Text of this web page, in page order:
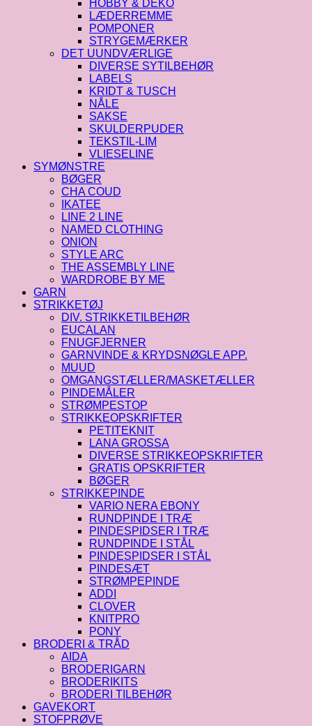
HOBBY & DEKO
LÆDERREMME
POMPONER
STRYGEMÆRKER
DET UUNDVÆRLIGE
DIVERSE SYTILBEHØR
LABELS
KRIDT & TUSCH
NÅLE
SAKSE
SKULDERPUDER
TEKSTIL-LIM
VLIESELINE
SYMØNSTRE
BØGER
CHA COUD
IKATEE
LINE 2 LINE
NAMED CLOTHING
ONION
STYLE ARC
THE ASSEMBLY LINE
WARDROBE BY ME
GARN
STRIKKETØJ
DIV. STRIKKETILBEHØR
EUCALAN
FNUGFJERNER
GARNVINDE & KRYDSNØGLE APP.
MUUD
OMGANGSTÆLLER/MASKETÆLLER
PINDEMÅLER
STRØMPESTOP
STRIKKEOPSKRIFTER
PETITEKNIT
LANA GROSSA
DIVERSE STRIKKEOPSKRIFTER
GRATIS OPSKRIFTER
BØGER
STRIKKEPINDE
VARIO NERA EBONY
RUNDPINDE I TRÆ
PINDESPIDSER I TRÆ
RUNDPINDE I STÅL
PINDESPIDSER I STÅL
PINDESÆT
STRØMPEPINDE
ADDI
CLOVER
KNITPRO
PONY
BRODERI & TRÅD
AIDA
BRODERIGARN
BRODERIKITS
BRODERI TILBEHØR
GAVEKORT
STOFPRØVE